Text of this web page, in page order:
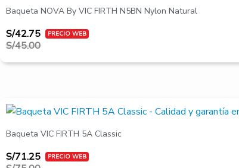
Baqueta NOVA By VIC FIRTH N5BN Nylon Natural
S/45.00
era:
S/45.00.
S/42.75
es:
S/42.75.
Baqueta VIC FIRTH 5A Classic
El
precio
era:
S/75.00.
S/71.25
El
precio
es:
S/71.25.